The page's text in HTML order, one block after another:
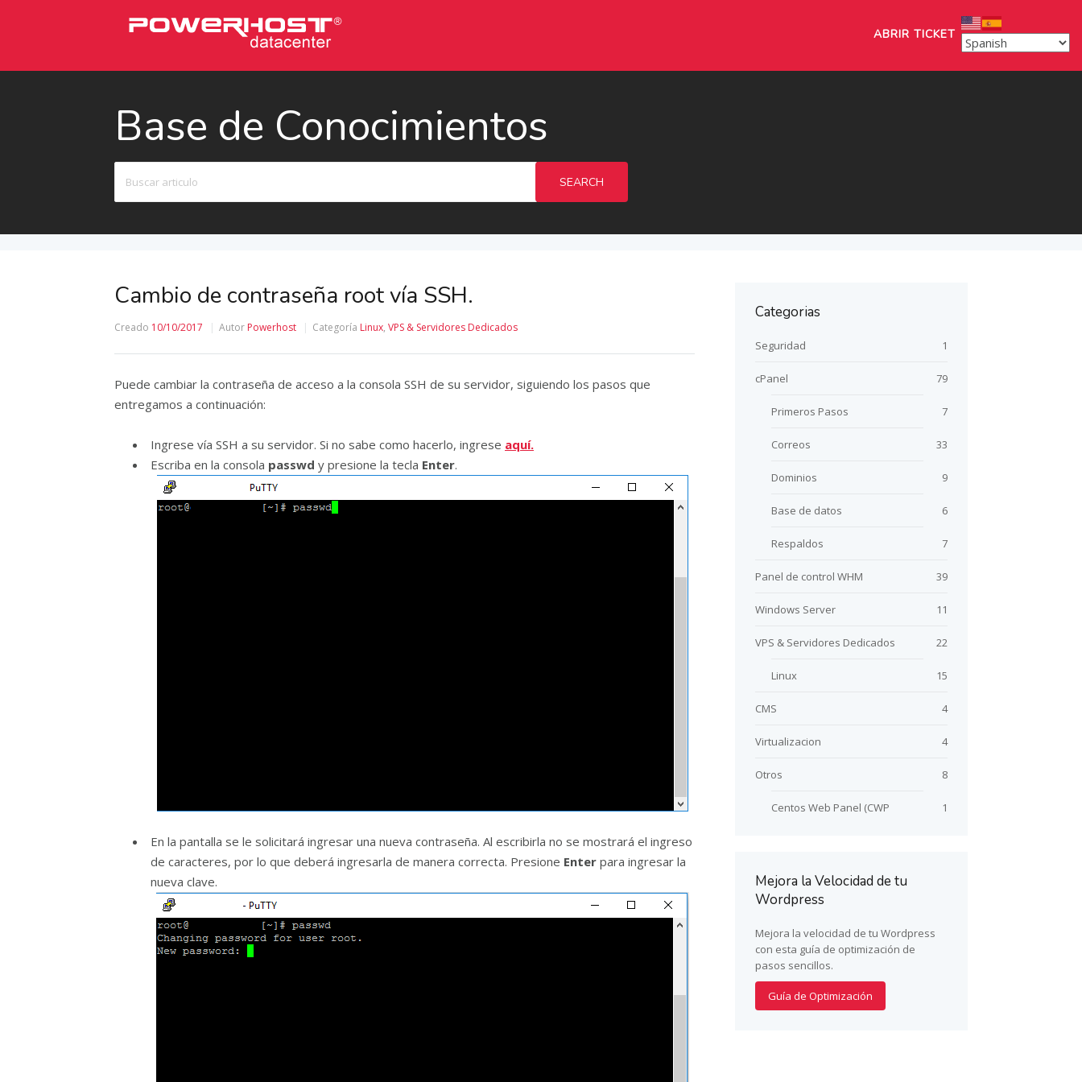
ABRIR TICKET
Base de Conocimientos
SEARCH
Cambio de contraseña root vía SSH.
Creado 10/10/2017 Autor Powerhost Categoría Linux, VPS & Servidores Dedicados
Puede cambiar la contraseña de acceso a la consola SSH de su servidor, siguiendo los pasos que
entregamos a continuación:
Ingrese vía SSH a su servidor. Si no sabe como hacerlo, ingrese aquí.
Escriba en la consola passwd y presione la tecla Enter.
En la pantalla se le solicitará ingresar una nueva contraseña. Al escribirla no se mostrará el ingreso
de caracteres, por lo que deberá ingresarla de manera correcta. Presione Enter para ingresar la
nueva clave.
Categorias
Seguridad 1
cPanel 79
Primeros Pasos 7
Correos 33
Dominios 9
Base de datos 6
Respaldos 7
Panel de control WHM 39
Windows Server 11
VPS & Servidores Dedicados 22
Linux 15
CMS 4
Virtualizacion 4
Otros 8
Centos Web Panel (CWP 1
Mejora la Velocidad de tu
Wordpress
Mejora la velocidad de tu Wordpress
con esta guía de optimización de
pasos sencillos.
Guía de Optimización